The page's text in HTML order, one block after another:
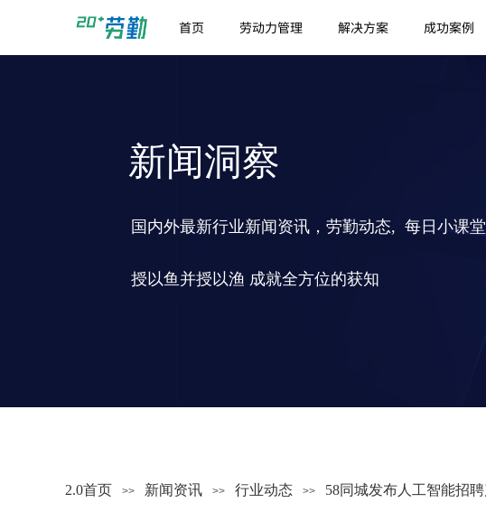
首页 劳动力管理 解决方案 成功案例
国内外最新行业新闻资讯，劳勤动态, 每日小课堂
授以鱼并授以渔 成就全方位的获知
新闻洞察
2.0首页 >> 新闻资讯 >> 行业动态 >> 58同城发布人工智能招